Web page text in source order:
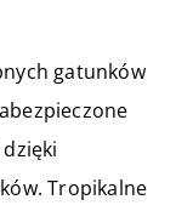
gatunków
Tropikalne